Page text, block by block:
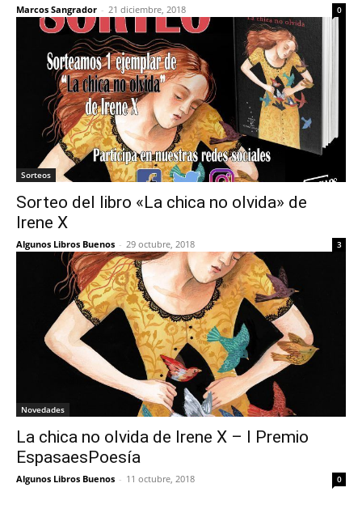
Marcos Sangrador - 21 diciembre, 2018 0
Sorteos
Sorteo del libro «La chica no olvida» de
Irene X
Algunos Libros Buenos - 29 octubre, 2018 3
Novedades
La chica no olvida de Irene X – I Premio
EspasaesPoesía
Algunos Libros Buenos - 11 octubre, 2018 0